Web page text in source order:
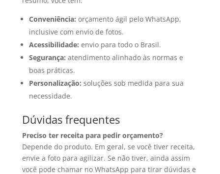
Conveniência: orçamento ágil pelo WhatsApp,
inclusive com envio de fotos.
Acessibilidade: envio para todo o Brasil.
Segurança: atendimento alinhado às normas e
boas práticas.
Personalização: soluções sob medida para sua
necessidade.
Dúvidas frequentes
Preciso ter receita para pedir orçamento?
Depende do produto. Em geral, se você tiver receita,
envie a foto para agilizar. Se não tiver, ainda assim
você pode chamar no WhatsApp para tirar dúvidas e